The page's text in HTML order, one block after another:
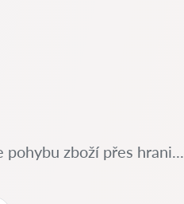
zboží přes hrani...